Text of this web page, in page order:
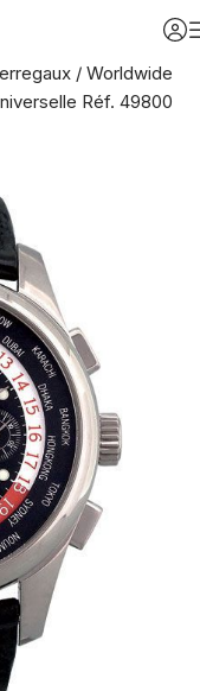
/ Worldwide
Réf. 49800